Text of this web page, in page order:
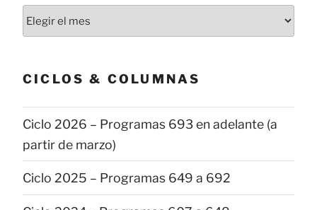
Todas
las
CICLOS & COLUMNAS
Ciclo 2026 – Programas 693 en adelante (a
partir de marzo)
Ciclo 2025 – Programas 649 a 692